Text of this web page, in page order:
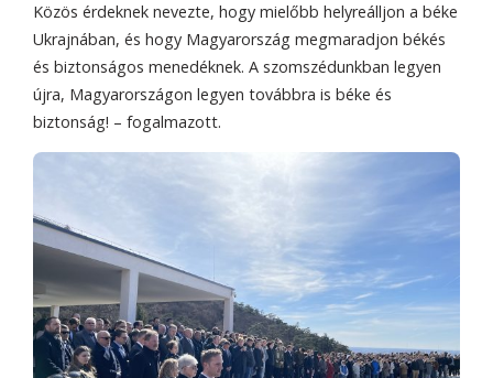
Közös érdeknek nevezte, hogy mielőbb helyreálljon a béke
Ukrajnában, és hogy Magyarország megmaradjon békés
és biztonságos menedéknek. A szomszédunkban legyen
újra, Magyarországon legyen továbbra is béke és
biztonság! – fogalmazott.